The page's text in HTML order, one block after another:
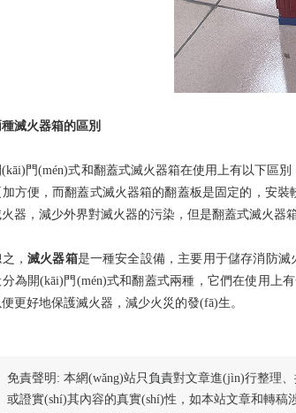
種滅火器箱的區別
(kāi)門(mén)式和翻蓋式滅火器箱在使用上有以下區別
方便，而翻蓋式滅火器箱的翻蓋板是固定的，安裝較
器，減少外界對滅火器的污染，但是翻蓋式滅火器箱
，滅火器箱是一種安全設備，主要用于儲存消防滅
為開(kāi)門(mén)式和翻蓋式兩種，它們在使用上有
便更好地保護滅火器，減少火災的發(fā)生。
免責聲明: 本網(wǎng)站只負責對文章進(jìn)行整理
或證實(shí)其內容的真實(shí)性，如本站文章和轉稿